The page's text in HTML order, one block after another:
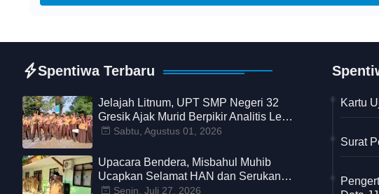
Spentiwa Terbaru
Jelajah Litnum, UPT SMP Negeri 32
Gresik Ajak Murid Berpikir Analitis Lewat
Petualangan Belajar
Sabtu, Agustus 01, 2026
Upacara Bendera, Misbahul Muhib
Ucapkan Selamat HAN dan Serukan
Sekolah Aman Nyaman dari
Senin, Juli 27, 2026
Kartu
Surat